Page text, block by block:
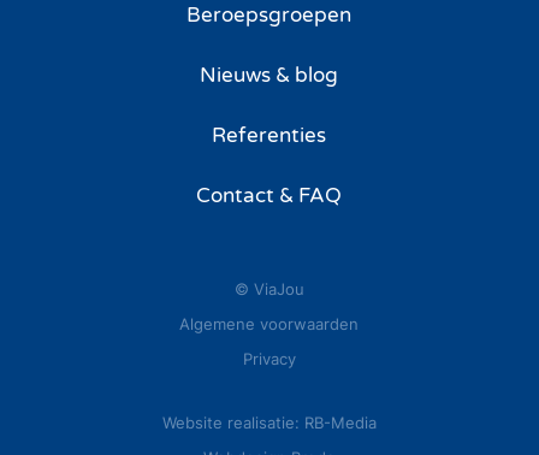
Beroepsgroepen
Nieuws & blog
Referenties
Contact & FAQ
© ViaJou
Algemene voorwaarden
Privacy
Website realisatie: RB-Media